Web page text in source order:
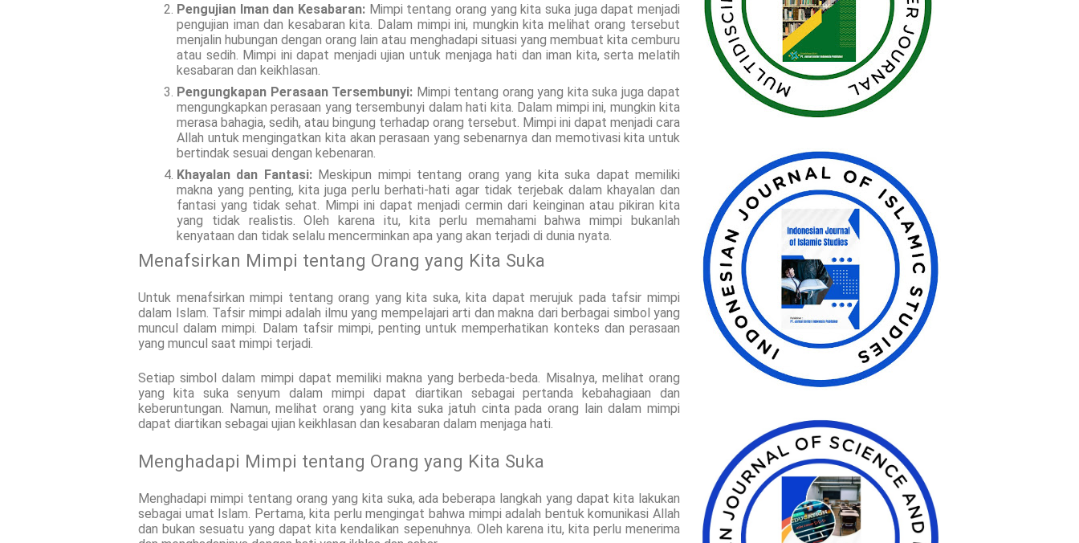
Pengujian Iman dan Kesabaran: Mimpi tentang orang yang kita suka juga dapat menjadi
pengujian iman dan kesabaran kita. Dalam mimpi ini, mungkin kita melihat orang tersebut
menjalin hubungan dengan orang lain atau menghadapi situasi yang membuat kita cemburu
atau sedih. Mimpi ini dapat menjadi ujian untuk menjaga hati dan iman kita, serta melatih
kesabaran dan keikhlasan.
Pengungkapan Perasaan Tersembunyi: Mimpi tentang orang yang kita suka juga dapat
mengungkapkan perasaan yang tersembunyi dalam hati kita. Dalam mimpi ini, mungkin kita
merasa bahagia, sedih, atau bingung terhadap orang tersebut. Mimpi ini dapat menjadi cara
Allah untuk mengingatkan kita akan perasaan yang sebenarnya dan memotivasi kita untuk
bertindak sesuai dengan kebenaran.
Khayalan dan Fantasi:Meskipun mimpi tentang orang yang kita suka dapat memiliki
makna yang penting, kita juga perlu berhati-hati agar tidak terjebak dalam khayalan dan
fantasi yang tidak sehat. Mimpi ini dapat menjadi cermin dari keinginan atau pikiran kita
yang tidak realistis. Oleh karena itu, kita perlu memahami bahwa mimpi bukanlah
kenyataan dan tidak selalu mencerminkan apa yang akan terjadi di dunia nyata.
Menafsirkan Mimpi tentang Orang yang Kita Suka
Untuk menafsirkan mimpi tentang orang yang kita suka, kita dapat merujuk pada tafsir mimpi
dalam Islam. Tafsir mimpi adalah ilmu yang mempelajari arti dan makna dari berbagai simbol yang
muncul dalam mimpi. Dalam tafsir mimpi, penting untuk memperhatikan konteks dan perasaan
yang muncul saat mimpi terjadi.
Setiap simbol dalam mimpi dapat memiliki makna yang berbeda-beda. Misalnya, melihat orang
yang kita suka senyum dalam mimpi dapat diartikan sebagai pertanda kebahagiaan dan
keberuntungan. Namun, melihat orang yang kita suka jatuh cinta pada orang lain dalam mimpi
dapat diartikan sebagai ujian keikhlasan dan kesabaran dalam menjaga hati.
Menghadapi Mimpi tentang Orang yang Kita Suka
Menghadapi mimpi tentang orang yang kita suka, ada beberapa langkah yang dapat kita lakukan
sebagai umat Islam. Pertama, kita perlu mengingat bahwa mimpi adalah bentuk komunikasi Allah
dan bukan sesuatu yang dapat kita kendalikan sepenuhnya. Oleh karena itu, kita perlu menerima